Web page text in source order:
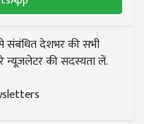
संबंधित देशभर की सभी
की सदस्यता लें.